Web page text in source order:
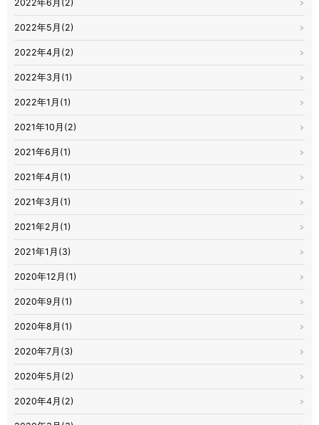
2022年6月(2)
2022年5月(2)
2022年4月(2)
2022年3月(1)
2022年1月(1)
2021年10月(2)
2021年6月(1)
2021年4月(1)
2021年3月(1)
2021年2月(1)
2021年1月(3)
2020年12月(1)
2020年9月(1)
2020年8月(1)
2020年7月(3)
2020年5月(2)
2020年4月(2)